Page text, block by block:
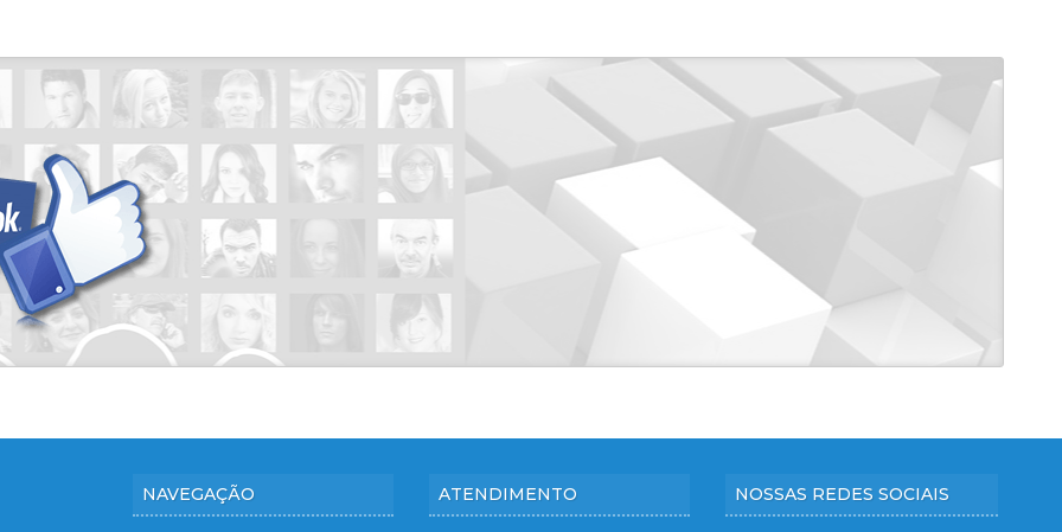
Condomínio Village Monet
Condomínio Vista Bella
Condomínio Vivendas da Mata
Edifício Alabastro
Edifício Álamo
Edifício Alleanza D’oro
Edifício Amsterdam
Edifício Apogeo
Edifício Arboretto
Edifício Arvo Ribeirania
NAVEGAÇÃO ATENDIMENTO NOSSAS REDES SOCIAIS